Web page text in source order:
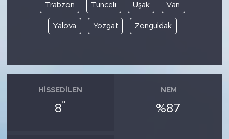
Trabzon Tunceli Uşak Van
Yalova Yozgat Zonguldak
HISSEDILEN
8°
NEM
%87